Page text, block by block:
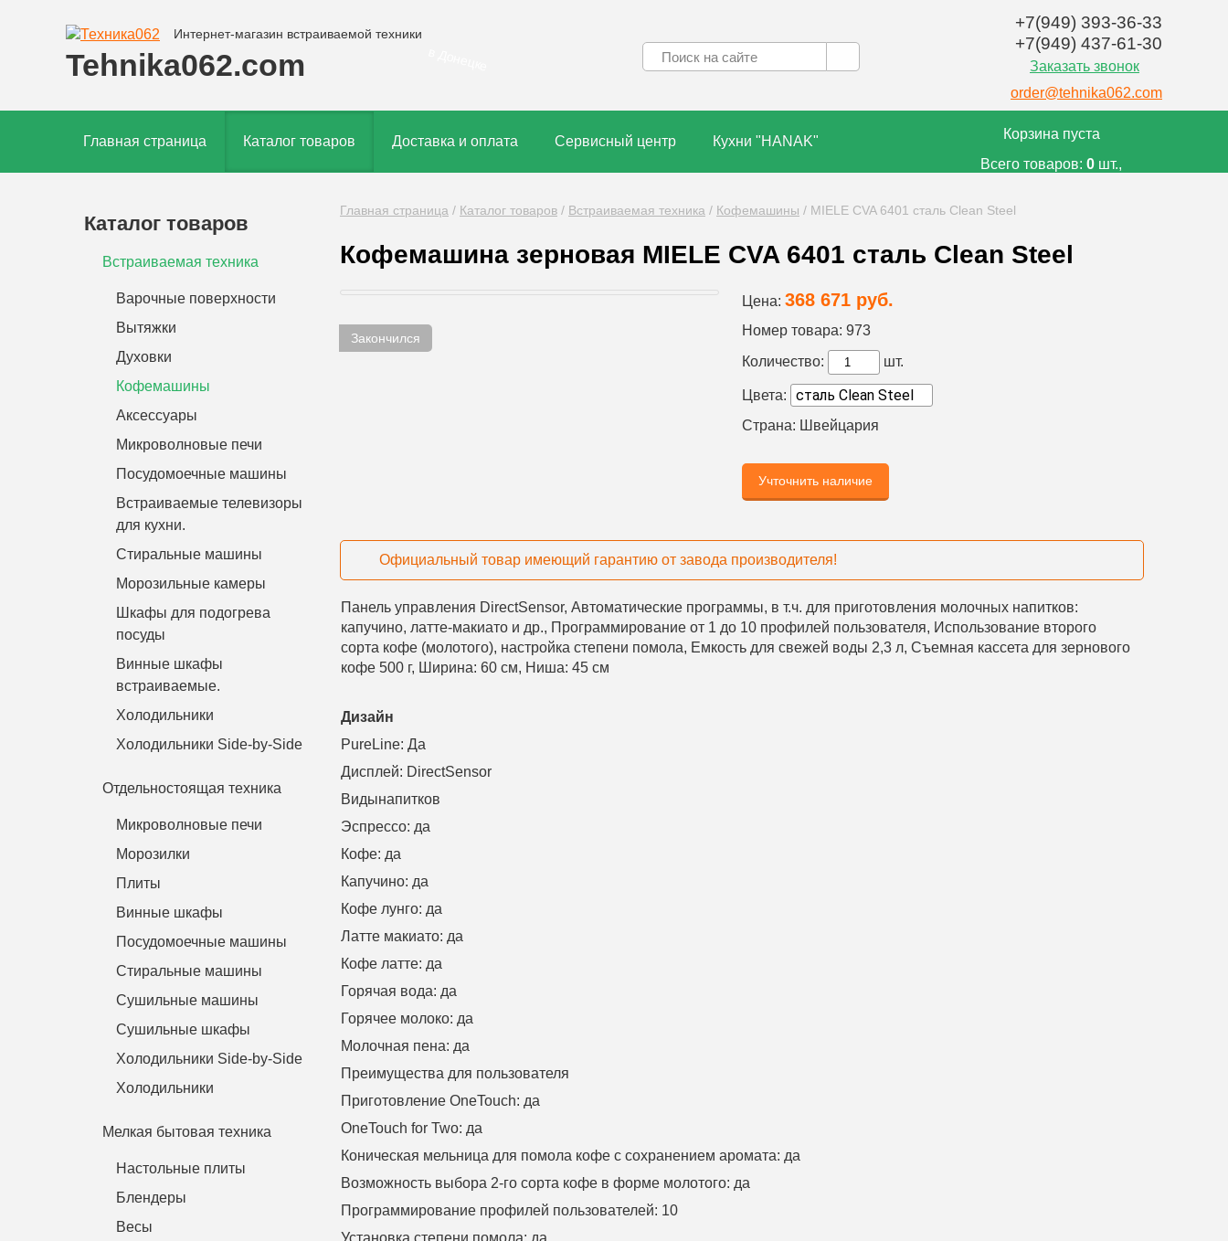
Интернет-магазин встраиваемой техники
Tehnika062.com
+7(949) 393-36-33
+7(949) 437-61-30
Заказать звонок
order@tehnika062.com
Главная страница Каталог товаров Доставка и оплата Сервисный центр Кухни "HANAK"
Корзина пуста
Всего товаров: 0 шт.,
Главная страница / Каталог товаров / Встраиваемая техника / Кофемашины / MIELE CVA 6401 сталь Clean Steel
Кофемашина зерновая MIELE CVA 6401 сталь Clean Steel
Закончился
Цена: 368 671 руб.
Номер товара: 973
Количество:
шт.
Цвета:
Страна: Швейцария
Учточнить наличие
Официальный товар имеющий гарантию от завода производителя!
Панель управления DirectSensor, Автоматические программы, в т.ч. для приготовления молочных напитков:
капучино, латте-макиато и др., Программирование от 1 до 10 профилей пользователя, Использование второго
сорта кофе (молотого), настройка степени помола, Емкость для свежей воды 2,3 л, Съемная кассета для зернового
кофе 500 г, Ширина: 60 см, Ниша: 45 см
Дизайн
PureLine: Да
Дисплей: DirectSensor
Видынапитков
Эспрессо: да
Кофе: да
Капучино: да
Кофе лунго: да
Латте макиато: да
Кофе латте: да
Горячая вода: да
Горячее молоко: да
Молочная пена: да
Преимущества для пользователя
Приготовление OneTouch: да
OneTouch for Two: да
Коническая мельница для помола кофе с сохранением аромата: да
Возможность выбора 2-го сорта кофе в форме молотого: да
Программирование профилей пользователей: 10
Установка степени помола: да
Каталог товаров
Встраиваемая техника
Варочные поверхности
Вытяжки
Духовки
Кофемашины
Аксессуары
Микроволновые печи
Посудомоечные машины
Встраиваемые телевизоры
для кухни.
Стиральные машины
Морозильные камеры
Шкафы для подогрева
посуды
Винные шкафы
встраиваемые.
Холодильники
Холодильники Side-by-Side
Отдельностоящая техника
Микроволновые печи
Морозилки
Плиты
Винные шкафы
Посудомоечные машины
Стиральные машины
Сушильные машины
Сушильные шкафы
Холодильники Side-by-Side
Холодильники
Мелкая бытовая техника
Настольные плиты
Блендеры
Весы